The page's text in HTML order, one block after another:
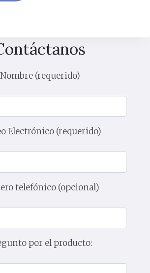
Nombre (requerido)
Electrónico (requerido)
telefónico (opcional)
por el producto: